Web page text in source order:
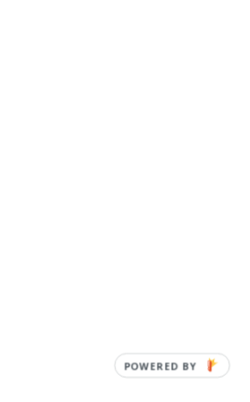
POWERED BY